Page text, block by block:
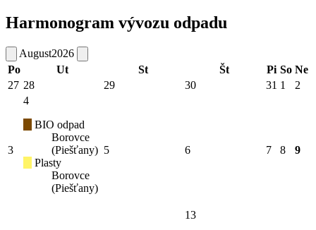
Harmonogram vývozu odpadu
August2026
Po
Ut St Št Pi So Ne
27 28 29 30 31 1 2
3
4
BIO odpad
Borovce
(Piešťany)
Plasty
Borovce
(Piešťany)
5 6 7 8 9
13